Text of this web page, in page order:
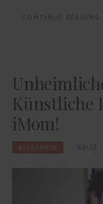
Künstliche
iMom!
ALLGEMEIN